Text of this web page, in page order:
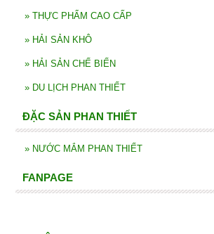
» THỰC PHẨM CAO CẤP
» HẢI SẢN KHÔ
» HẢI SẢN CHẾ BIẾN
» DU LỊCH PHAN THIẾT
ĐẶC SẢN PHAN THIẾT
» NƯỚC MẮM PHAN THIẾT
FANPAGE